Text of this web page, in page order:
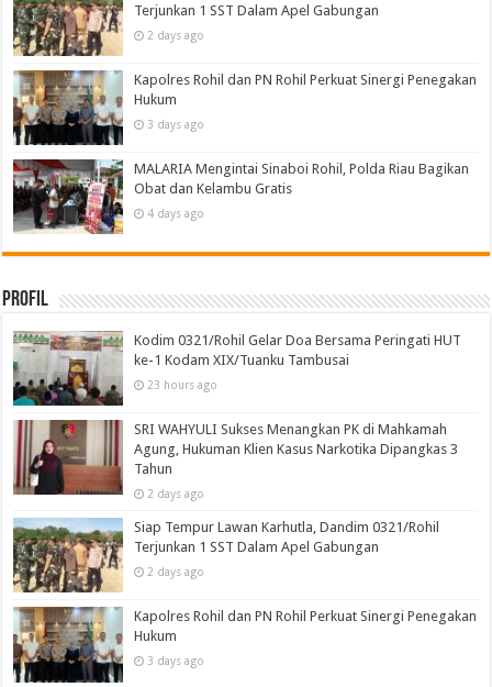
Terjunkan 1 SST Dalam Apel Gabungan
2 days ago
Kapolres Rohil dan PN Rohil Perkuat Sinergi Penegakan
Hukum
3 days ago
MALARIA Mengintai Sinaboi Rohil, Polda Riau Bagikan
Obat dan Kelambu Gratis
4 days ago
Profil
Kodim 0321/Rohil Gelar Doa Bersama Peringati HUT
ke-1 Kodam XIX/Tuanku Tambusai
23 hours ago
SRI WAHYULI Sukses Menangkan PK di Mahkamah
Agung, Hukuman Klien Kasus Narkotika Dipangkas 3
Tahun
2 days ago
Siap Tempur Lawan Karhutla, Dandim 0321/Rohil
Terjunkan 1 SST Dalam Apel Gabungan
2 days ago
Kapolres Rohil dan PN Rohil Perkuat Sinergi Penegakan
Hukum
3 days ago